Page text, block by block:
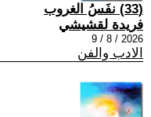
(33) نفَسُ الغروب
فريدة لقشيشي
2026 / 8 / 9
الادب والفن